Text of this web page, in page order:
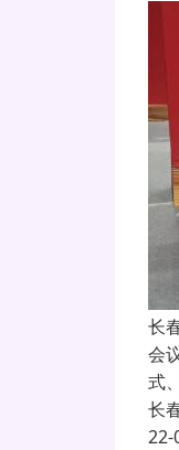
长
会
式
长
22-